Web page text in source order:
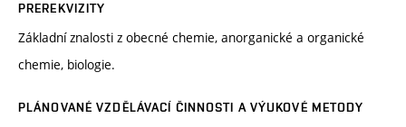
PREREKVIZITY
Základní znalosti z obecné chemie, anorganické a organické
chemie, biologie.
PLÁNOVANÉ VZDĚLÁVACÍ ČINNOSTI A VÝUKOVÉ METODY